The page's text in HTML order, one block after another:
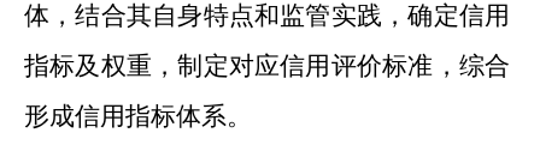
体，结合其自身特点和监管实践，确定信用
指标及权重，制定对应信用评价标准 ， 综合
形成信用指标体系。